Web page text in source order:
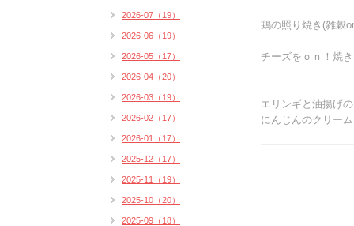
鶏の照り焼き(雑穀
チーズをｏｎ！焼
エリンギと油揚げ
にんじんのクリー
2026-07（19）
2026-06（19）
2026-05（17）
2026-04（20）
2026-03（19）
2026-02（17）
2026-01（17）
2025-12（17）
2025-11（19）
2025-10（20）
2025-09（18）